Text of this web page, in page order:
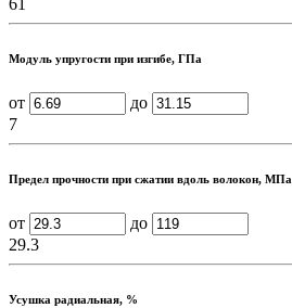
61
Модуль упругости при изгибе, ГПа
от
до
7
Предел прочности при сжатии вдоль волокон, МПа
от
до
29.3
Усушка радиальная, %